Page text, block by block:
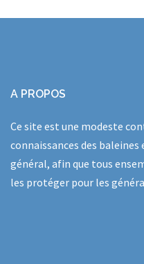
A PROPOS
Ce site est une modeste
connaissances des
général, afin que tous
les protéger pour les